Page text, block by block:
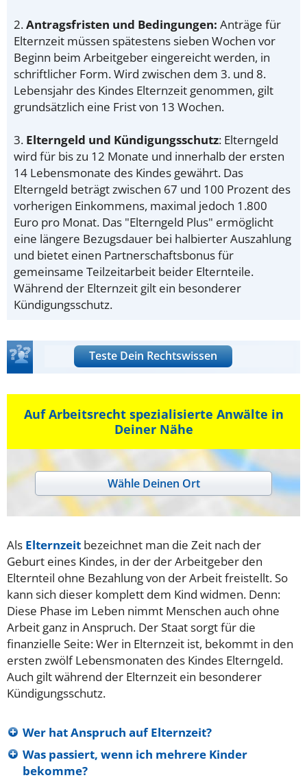
2.Antragsfristen und Bedingungen: Anträge für
Elternzeit müssen spätestens sieben Wochen vor
Beginn beim Arbeitgeber eingereicht werden, in
schriftlicher Form. Wird zwischen dem 3. und 8.
Lebensjahr des Kindes Elternzeit genommen, gilt
grundsätzlich eine Frist von 13 Wochen.
3. Elterngeld und Kündigungsschutz: Elterngeld
wird für bis zu 12 Monate und innerhalb der ersten
14 Lebensmonate des Kindes gewährt. Das
Elterngeld beträgt zwischen 67 und 100 Prozent des
vorherigen Einkommens, maximal jedoch 1.800
Euro pro Monat. Das "Elterngeld Plus" ermöglicht
eine längere Bezugsdauer bei halbierter Auszahlung
und bietet einen Partnerschaftsbonus für
gemeinsame Teilzeitarbeit beider Elternteile.
Während der Elternzeit gilt ein besonderer
Kündigungsschutz.
Teste Dein Rechtswissen
Auf Arbeitsrecht spezialisierte Anwälte in
Deiner Nähe
Wähle Deinen Ort
Als Elternzeit bezeichnet man die Zeit nach der
Geburt eines Kindes, in der der Arbeitgeber den
Elternteil ohne Bezahlung von der Arbeit freistellt. So
kann sich dieser komplett dem Kind widmen. Denn:
Diese Phase im Leben nimmt Menschen auch ohne
Arbeit ganz in Anspruch. Der Staat sorgt für die
finanzielle Seite: Wer in Elternzeit ist, bekommt in den
ersten zwölf Lebensmonaten des Kindes Elterngeld.
Auch gilt während der Elternzeit ein besonderer
Kündigungsschutz.
Wer hat Anspruch auf Elternzeit?
Was passiert, wenn ich mehrere Kinder
bekomme?